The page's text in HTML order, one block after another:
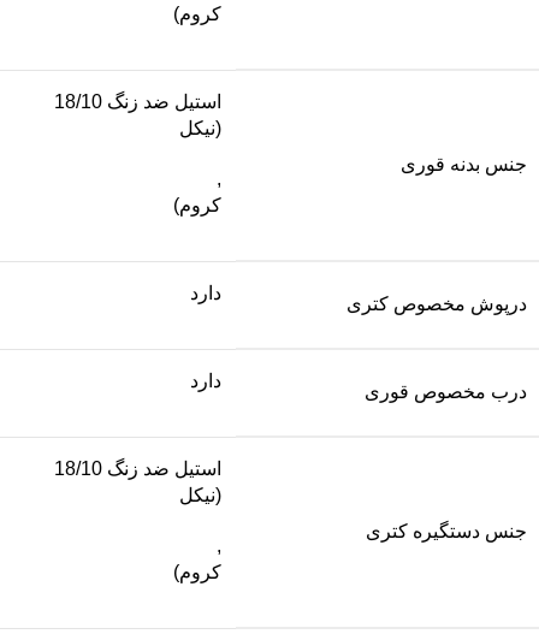
کروم)
جنس بدنه قوری
استیل ضد زنگ 18/10
(نیکل
,
کروم)
درپوش مخصوص کتری
دارد
درب مخصوص قوری
دارد
جنس دستگیره کتری
استیل ضد زنگ 18/10
(نیکل
,
کروم)